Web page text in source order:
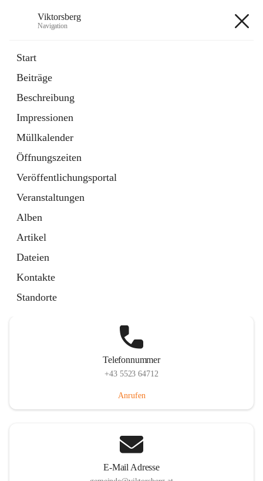
Viktorsberg
Navigation
Start
Beiträge
Beschreibung
Impressionen
Müllkalender
Öffnungszeiten
Veröffentlichungsportal
Veranstaltungen
Alben
Artikel
Dateien
Kontakte
Standorte
1 Schnellzugriff
Bürgerservice
10 Schnellzugriffe
Telefonnummer
+43 5523 64712
Anrufen
E-Mail Adresse